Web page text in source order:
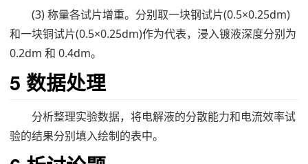
(3) 称量各试片增重。分别取一块钢试片(0.5×0.25dm)
和一块铜试片(0.5×0.25dm)作为代表，浸入镀液深度分别为
0.2dm 和 0.4dm。
5 数据处理
分析整理实验数据，将电解液的分散能力和电流效率试
验的结果分别填入绘制的表中。